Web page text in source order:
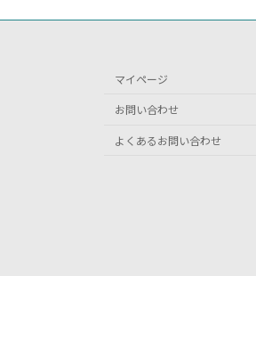
マイページ
お問い合わせ
よくあるお問い合わせ